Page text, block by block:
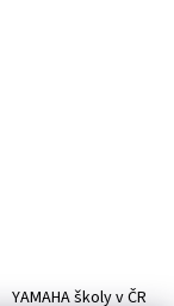
YAMAHA školy v ČR